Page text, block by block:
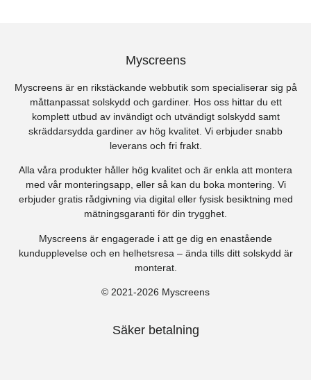
Myscreens
Myscreens är en rikstäckande webbutik som specialiserar sig på
måttanpassat solskydd och gardiner. Hos oss hittar du ett
komplett utbud av invändigt och utvändigt solskydd samt
skräddarsydda gardiner av hög kvalitet. Vi erbjuder snabb
leverans och fri frakt.
Alla våra produkter håller hög kvalitet och är enkla att montera
med vår monteringsapp, eller så kan du boka montering. Vi
erbjuder gratis rådgivning via digital eller fysisk besiktning med
mätningsgaranti för din trygghet.
Myscreens är engagerade i att ge dig en enastående
kundupplevelse och en helhetsresa – ända tills ditt solskydd är
monterat.
© 2021-2026 Myscreens
Säker betalning